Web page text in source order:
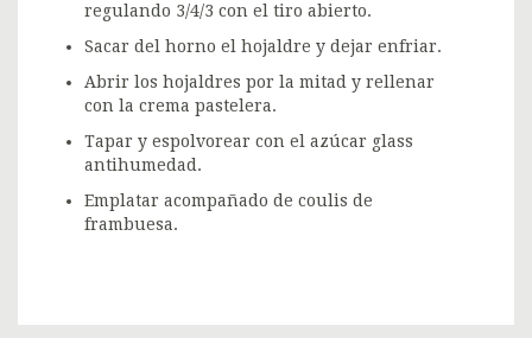
regulando 3/4/3 con el tiro abierto.
Sacar del horno el hojaldre y dejar enfriar.
Abrir los hojaldres por la mitad y rellenar
con la crema pastelera.
Tapar y espolvorear con el azúcar glass
antihumedad.
Emplatar acompañado de coulis de
frambuesa.